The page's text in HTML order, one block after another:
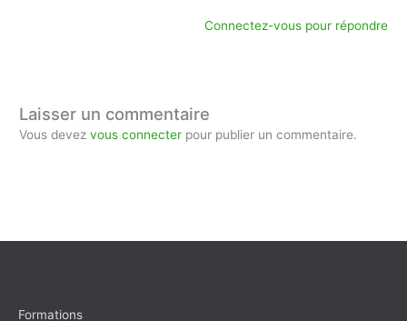
Connectez-vous pour répondre
Laisser un commentaire
Vous devezvous connecter pour publier un commentaire.
Formations